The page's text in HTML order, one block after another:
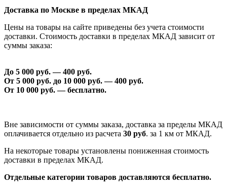
Доставка по Москве в пределах МКАД
Цены на товары на сайте приведены без учета стоимости
доставки. Стоимость доставки в пределах МКАД зависит от
суммы заказа:
До 5 000 руб. —400 руб.
От 5 000 руб. до 10 000 руб. —400 руб.
От 10 000 руб. — бесплатно.
Вне зависимости от суммы заказа, доставка за пределы МКАД
оплачивается отдельно из расчета 30 руб. за 1 км от МКАД.
На некоторые товары установлены пониженная стоимость
доставки в пределах МКАД.
Отдельные категории товаров доставляются бесплатно.